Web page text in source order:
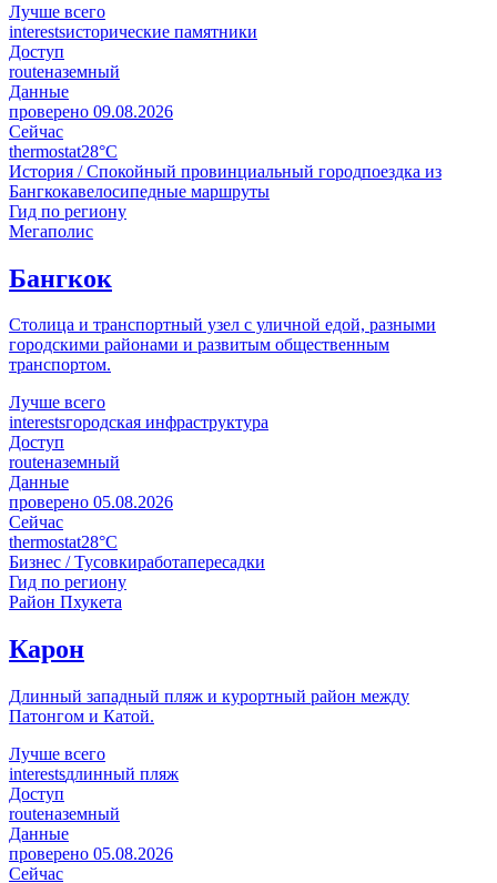
Лучше всего
interestsисторические памятники
Доступ
routeназемный
Данные
проверено 09.08.2026
Сейчас
thermostat28°C
История / Спокойный провинциальный городпоездка из
Бангкокавелосипедные маршруты
Гид по региону
Мегаполис
Бангкок
Столица и транспортный узел с уличной едой, разными
городскими районами и развитым общественным
транспортом.
Лучше всего
interestsгородская инфраструктура
Доступ
routeназемный
Данные
проверено 05.08.2026
Сейчас
thermostat28°C
Бизнес / Тусовкиработапересадки
Гид по региону
Район Пхукета
Карон
Длинный западный пляж и курортный район между
Патонгом и Катой.
Лучше всего
interestsдлинный пляж
Доступ
routeназемный
Данные
проверено 05.08.2026
Сейчас